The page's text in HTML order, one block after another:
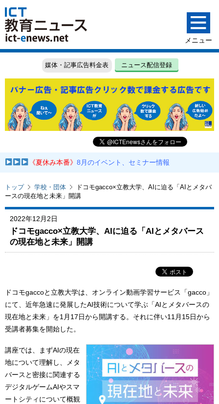
媒体・記事広告料金表 ニュース配信登録
《夏休み本番》8月のイベント、セミナー情報
トップ 学校・団体
ドコモgacco×立教大学、AIに迫る「AIとメタバ
ースの現在地と未来」開講
2022年12月2日
ドコモgacco×立教大学、AIに迫る「AIとメタバース
の現在地と未来」開講
ドコモgaccoと立教大学は、オンライン動画学習サービス「gacco」
にて、近年急速に発展したAI技術について学ぶ「AIとメタバースの
現在地と未来」を1月17日から開講する。それに伴い11月15日から
受講者募集を開始した。
講座では、まずAIの現在
地について理解し、メタ
バースと密接に関連する
デジタルゲームAIやスマ
ートシティについて概観